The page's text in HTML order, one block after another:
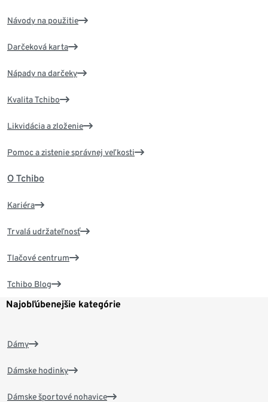
Návody na použitie
Darčeková karta
Nápady na darčeky
Kvalita Tchibo
Likvidácia a zloženie
Pomoc a zistenie správnej veľkosti
O Tchibo
Kariéra
Trvalá udržateľnosť
Tlačové centrum
Tchibo Blog
Najobľúbenejšie kategórie
Dámy
Dámske hodinky
Dámske športové nohavice